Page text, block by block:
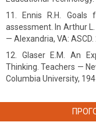
Ennis R.H.
assessment. In Arthur
— Alexandria, VA: ASCD.
Glaser E.M. An
Thinking. Teachers —
Columbia University,